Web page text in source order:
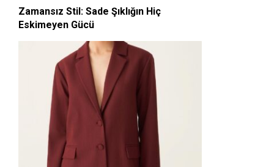
Zamansız Stil: Sade Şıklığın Hiç
Eskimeyen Gücü